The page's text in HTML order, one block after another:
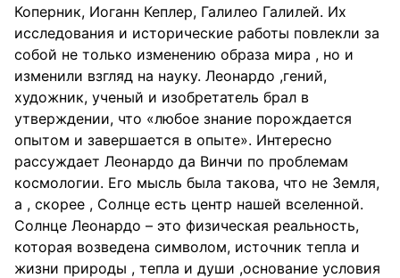
Коперник, Иоганн Кеплер, Галилео Галилей. Их
исследования и исторические работы повлекли за
собой не только изменению образа мира , но и
изменили взгляд на науку. Леонардо ,гений,
художник, ученый и изобретатель брал в
утверждении, что «любое знание порождается
опытом и завершается в опыте». Интересно
рассуждает Леонардо да Винчи по проблемам
космологии. Его мысль была такова, что не Земля,
а , скорее , Солнце есть центр нашей вселенной.
Солнце Леонардо – это физическая реальность,
которая возведена символом, источник тепла и
жизни природы , тепла и души ,основание условия